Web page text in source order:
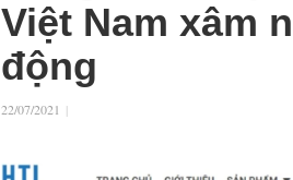
Việt Nam xâm
động
22/07/2021 |